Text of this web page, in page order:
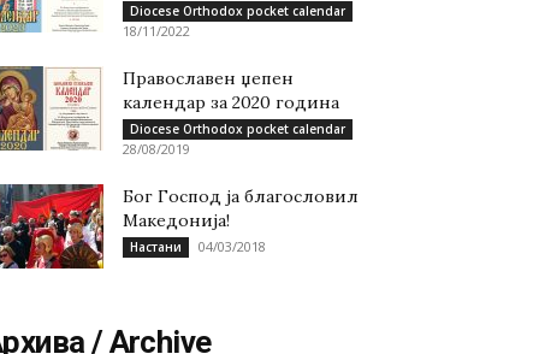
Diocese Orthodox pocket calendar
18/11/2022
Православен џепен
календар за 2020 година
Diocese Orthodox pocket calendar
28/08/2019
Бог Господ ја благословил
Македонија!
Настани 04/03/2018
/ Archive